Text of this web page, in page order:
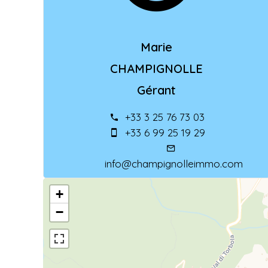
Marie
CHAMPIGNOLLE
Gérant
+33 3 25 76 73 03
+33 6 99 25 19 29
info@champignolleimmo.com
+
−